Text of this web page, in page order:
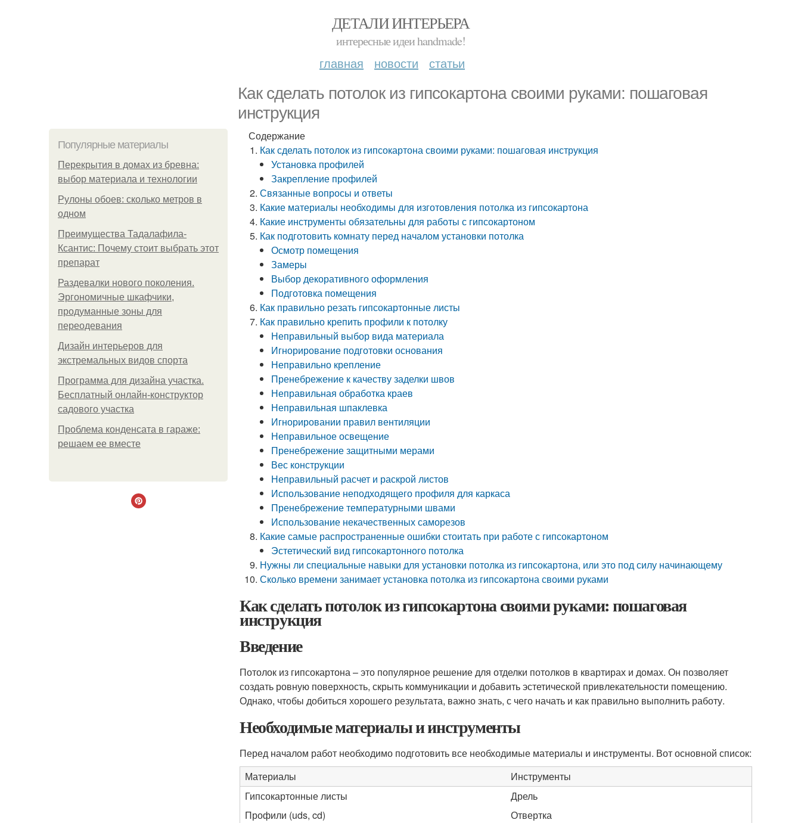
ДЕТАЛИ ИНТЕРЬЕРА
интересные идеи handmade!
главная новости статьи
Как сделать потолок из гипсокартона своими руками: пошаговая
инструкция
Популярные материалы
Перекрытия в домах из бревна:
выбор материала и технологии
Рулоны обоев: сколько метров в
одном
Преимущества Тадалафила-
Ксантис: Почему стоит выбрать этот
препарат
Раздевалки нового поколения.
Эргономичные шкафчики,
продуманные зоны для
переодевания
Дизайн интерьеров для
экстремальных видов спорта
Программа для дизайна участка.
Бесплатный онлайн-конструктор
садового участка
Проблема конденсата в гараже:
решаем ее вместе
Содержание
Как сделать потолок из гипсокартона своими руками: пошаговая инструкция
Установка профилей
Закрепление профилей
Связанные вопросы и ответы
Какие материалы необходимы для изготовления потолка из гипсокартона
Какие инструменты обязательны для работы с гипсокартоном
Как подготовить комнату перед началом установки потолка
Осмотр помещения
Замеры
Выбор декоративного оформления
Подготовка помещения
Как правильно резать гипсокартонные листы
Как правильно крепить профили к потолку
Неправильный выбор вида материала
Игнорирование подготовки основания
Неправильно крепление
Пренебрежение к качеству заделки швов
Неправильная обработка краев
Неправильная шпаклевка
Игнорировании правил вентиляции
Неправильное освещение
Пренебрежение защитными мерами
Вес конструкции
Неправильный расчет и раскрой листов
Использование неподходящего профиля для каркаса
Пренебрежение температурными швами
Использование некачественных саморезов
Какие самые распространенные ошибки стоитать при работе с гипсокартоном
Эстетический вид гипсокартонного потолка
Нужны ли специальные навыки для установки потолка из гипсокартона, или это под силу начинающему
Сколько времени занимает установка потолка из гипсокартона своими руками
Как сделать потолок из гипсокартона своими руками: пошаговая
инструкция
Введение
Потолок из гипсокартона – это популярное решение для отделки потолков в квартирах и домах. Он позволяет
создать ровную поверхность, скрыть коммуникации и добавить эстетической привлекательности помещению.
Однако, чтобы добиться хорошего результата, важно знать, с чего начать и как правильно выполнить работу.
Необходимые материалы и инструменты
Перед началом работ необходимо подготовить все необходимые материалы и инструменты. Вот основной список:
Материалы
Инструменты
Гипсокартонные листы
Дрель
Профили (uds, cd)
Отвертка